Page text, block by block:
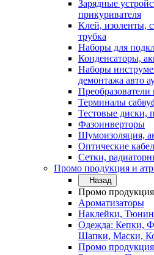
Зарядные
прикуривателя
Клей, изоленты,
трубка
Наборы для
Конденсаторы,
Наборы
демонтажа авто
Терминалы
Тестовые диски,
Фазоинверторы
Шумоизоляция,
Оптические
Сетки,
Промо продукция и
Назад
Промо продукция
Ароматизаторы
Наклейки,
Одежда: Кепки,
Шапки, Маски,
Промо